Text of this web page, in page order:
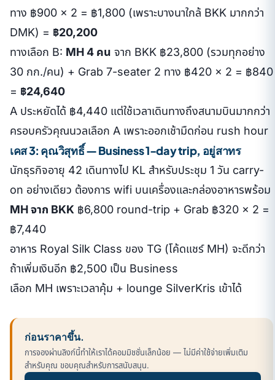
ทาง ฿900 × 2 = ฿1,800 (เพราะบางนาใกล้ BKK มากกว่า
DMK) = ฿20,200
ทางเลือก B: MH 4 คน จาก BKK ฿23,800 (รวมทุกอย่าง
30 กก./คน) + Grab 7-seater 2 ทาง ฿420 × 2 = ฿840
= ฿24,640
A ประหยัดได้ ฿4,440 แต่ใช้เวลาเดินทางถึงสนามบินมากกว่า
ครอบครัวคุณนวลเลือก A เพราะออกเช้ามืดก่อน rush hour
เคส 3: คุณวิสุทธิ์ — Business 1-day trip, อยู่สาทร
นักธุรกิจอายุ 42 เดินทางไป KL สำหรับประชุม 1 วัน carry-
on อย่างเดียว ต้องการ wifi บนเครื่องและกล่องอาหารพร้อม
MH จาก BKK ฿6,800 round-trip + Grab ฿320 × 2 =
฿7,440
อาหาร Royal Silk Class ของ TG (โค้ดแชร์ MH) จะดีกว่า
ถ้าเพิ่มเงินอีก ฿2,500 เป็น Business
เลือก MH เพราะเวลาคุ้ม + lounge SilverKris เข้าได้
ก่อนราคาขึ้น.
การจองผ่านลิงก์นี้ทำให้เราได้คอมมิชชั่นเล็กน้อย — ไม่มีค่าใช้จ่ายเพิ่มเติม
สำหรับคุณ ขอบคุณสำหรับการสนับสนุน.